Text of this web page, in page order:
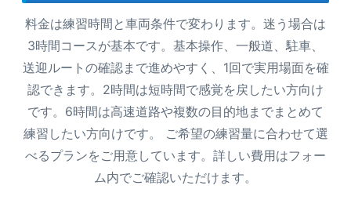
料金は練習時間と車両条件で変わります。迷う場合は
3時間コースが基本です。基本操作、一般道、駐車、
送迎ルートの確認まで進めやすく、1回で実用場面を確
認できます。2時間は短時間で感覚を戻したい方向け
です。6時間は高速道路や複数の目的地までまとめて
練習したい方向けです。 ご希望の練習量に合わせて選
べるプランをご用意しています。詳しい費用はフォー
ム内でご確認いただけます。